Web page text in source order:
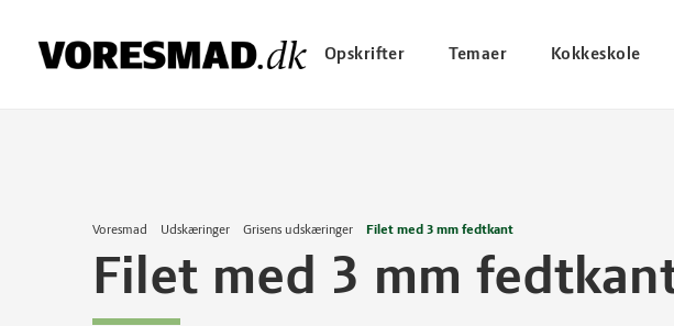
Opskrifter Temaer Kokkeskole
Voresmad Udskæringer Grisens udskæringer Filet med 3 mm fedtkant
Filet med 3 mm